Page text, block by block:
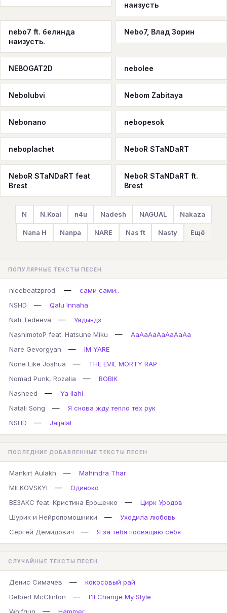
наизусть
nebo7 ft. белинда
наизусть.
Nebo7, Влад Зорин
NEBOGAT2D nebolee
Nebolubvi Nebom Zabitaya
Nebonano nebopesok
neboplachet NeboR STaNDaRT
NeboR STaNDaRT feat
Brest
NeboR STaNDaRT ft.
Brest
N N.Koal n4u Nadesh NAGUAL Nakaza
Nana H Nanpa NARE Nas ft Nasty Ещё
ПОПУЛЯРНЫЕ ТЕКСТЫ ПЕСЕН
nicebeatzprod. —
сами сами..
NSHD
—
Qalu Innaha
Nati Tedeeva
—
Уадындз
NashimotoP feat. Hatsune Miku
—
AaAaAaAaAaAaAa
Nare Gevorgyan
—
IM YARE
None Like Joshua
—
THE EVIL MORTY RAP
Nomad Punk, Rozalia
—
BOBIK
Nasheed
—
Ya ilahi
Natali Song
—
Я снова жду тепло тех рук
NSHD
— Jaljalat
ПОСЛЕДНИЕ ДОБАВЛЕННЫЕ ТЕКСТЫ ПЕСЕН
Mankirt Aulakh —
Mahindra Thar
MILKOVSKYI
—
Одиноко
ВЕЗАКС feat. Кристина Ерощенко
—
Цирк Уродов
Шурик и Нейропомошники
—
Уходила любовь
Сергей Демидович
— Я за тебя посвящаю себя
СЛУЧАЙНЫЕ ТЕКСТЫ ПЕСЕН
Денис Симачев —
кокосовый рай
Delbert McClinton
—
I'll Change My Style
—